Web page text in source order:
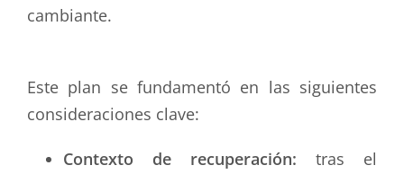
cambiante.
Este plan se fundamentó en las siguientes
consideraciones clave:
Contexto de recuperación: tras el